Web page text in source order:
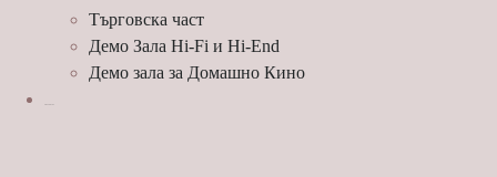
Търговска част
Демо Зала Hi-Fi и Hi-End
Демо зала за Домашно Кино